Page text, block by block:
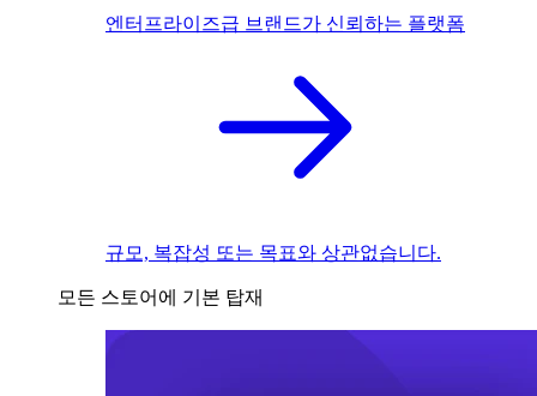
엔터프라이즈급 브랜드가 신뢰하는 플랫폼
규모, 복잡성 또는 목표와 상관없습니다.
모든 스토어에 기본 탑재